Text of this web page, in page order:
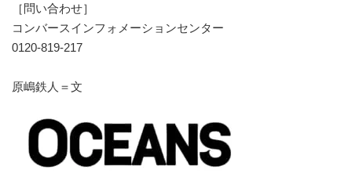
［問い合わせ］
コンバースインフォメーションセンター
0120-819-217
原嶋鉄人＝文